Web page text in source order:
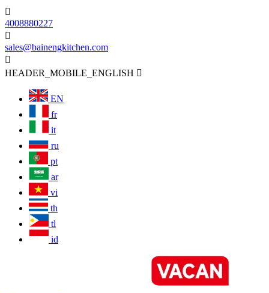

4008880227

sales@bainengkitchen.com

HEADER_MOBILE_ENGLISH 
EN
fr
it
ru
pt
ar
vi
th
tl
id